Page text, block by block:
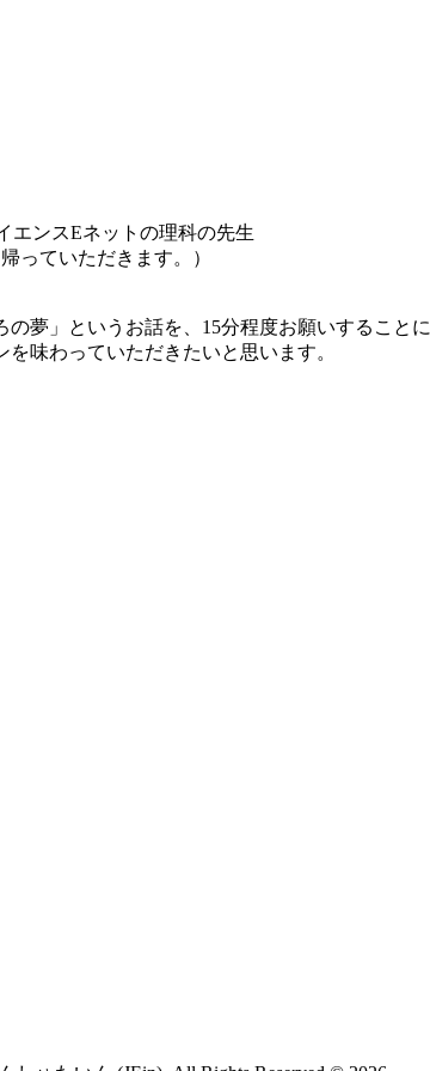
エンスEネットの理科の先生
っていただきます。）
夢」というお話を、15分程度お願いすること
味わっていただきたいと思います。